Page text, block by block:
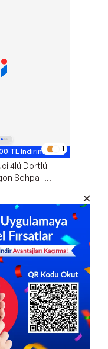
TL İndirim 1
4lü Dörtlü
Sehpa -
TL